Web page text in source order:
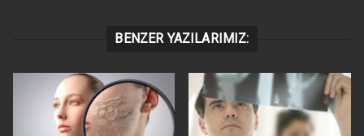
BENZER YAZILARIMIZ: